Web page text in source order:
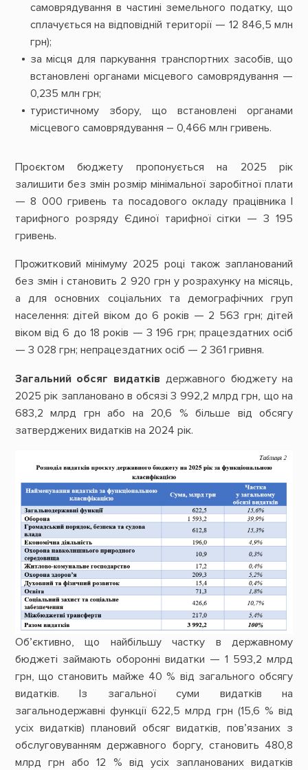
самоврядування в частині земельного податку, що
сплачується на вiдповiднiй територiї — 12 846,5 млн
грн);
за мiсця для паркування транспортних засобiв, що
встановленi органами мiсцевого самоврядування —
0,235 млн грн;
туристичному збору, що встановленi органами
мiсцевого самоврядування – 0,466 млн гривень.
Проєктом бюджету пропонується на 2025 рік
залишити без змін розмір мінімальної заробітної плати
— 8 000 гривень та посадового окладу працівника І
тарифного розряду Єдиної тарифної сітки — 3 195
гривень.
Прожитковий мінімуму 2025 році також запланований
без змін і становить 2 920 грн у розрахунку на місяць,
а для основних соціальних та демографічних груп
населення: дітей віком до 6 років — 2 563 грн; дітей
віком від 6 до 18 років — 3 196 грн; працездатних осіб
— 3 028 грн; непрацездатних осіб — 2 361 гривня.
Загальний обсяг видатків державного бюджету на
2025 рік заплановано в обсязі 3 992,2 млрд грн, що на
683,2 млрд грн або на 20,6 % більше від обсягу
затверджених видатків на 2024 рік.
Об’єктивно, що найбільшу частку в державному
бюджеті займають оборонні видатки — 1 593,2 млрд
грн, що становить майже 40 % від загального обсягу
видатків. Із загальної суми видатків на
загальнодержавні функції 622,5 млрд грн (15,6 % від
усіх видатків) плановий обсяг видатків, пов’язаних з
обслуговуванням державного боргу, становить 480,8
млрд грн або 12 % від усіх запланованих видатків